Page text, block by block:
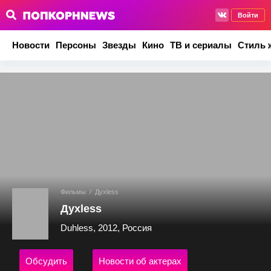
Войти
Новости Персоны Звезды Кино ТВ и сериалы Стиль
Фильмы / Духless
Духless
Duhless, 2012, Россия
Обсудить Новости об актерах